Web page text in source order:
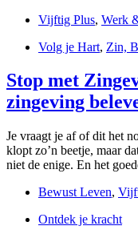
Vijftig Plus, Werk
Volg je Hart, Zin,
Stop met
zingeving
Je vraagt je af of dit het
klopt zo’n beetje, maar
niet de enige. En het
Bewust Leven,
Ontdek je kracht